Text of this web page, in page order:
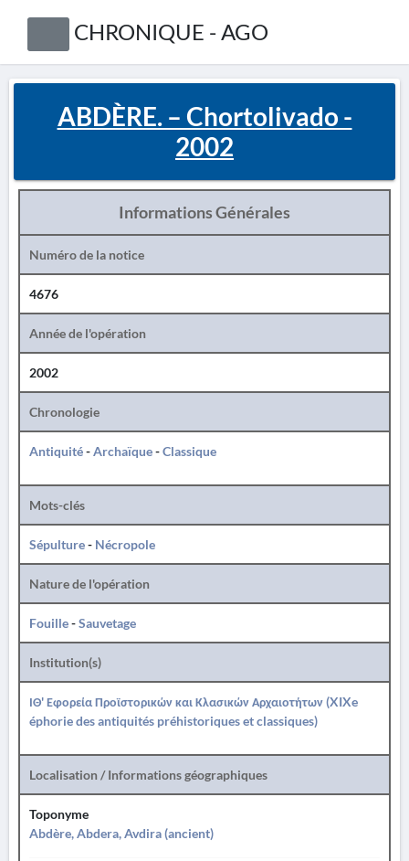
CHRONIQUE - AGO
ABDÈRE. – Chortolivado -
2002
Informations Générales
Numéro de la notice
4676
Année de l'opération
2002
Chronologie
Antiquité-Archaïque-Classique
Mots-clés
Sépulture- Nécropole
Nature de l'opération
Fouille-Sauvetage
Institution(s)
ΙΘ' Εφορεία Προϊστορικών και Κλασικών Αρχαιοτήτων (XIXe
éphorie des antiquités préhistoriques et classiques)
Localisation / Informations géographiques
Toponyme
Abdère, Abdera, Avdira (ancient)